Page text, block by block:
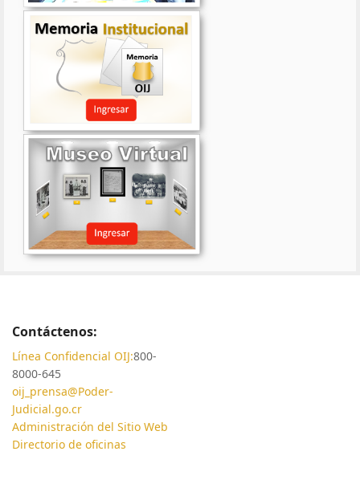
Contáctenos:
Línea Confidencial OIJ:800-
8000-645
oij_prensa@Poder-
Judicial.go.cr
Administración del Sitio Web
Directorio de oficinas